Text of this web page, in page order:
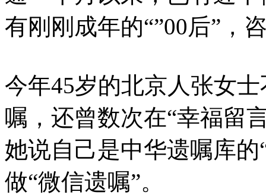
有刚刚成年的“”00后”，
今年45岁的北京人张女
嘱，还曾数次在“幸福留
她说自己是中华遗嘱库
做“微信遗嘱”。